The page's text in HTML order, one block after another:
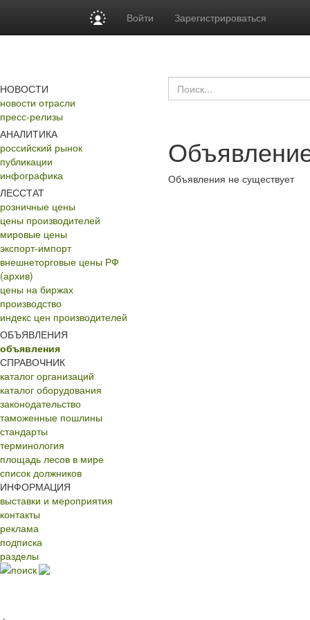
Войти Зарегистрироваться
НОВОСТИ
новости отрасли
пресс-релизы
АНАЛИТИКА
российский рынок
публикации
инфографика
ЛЕССТАТ
розничные цены
цены производителей
мировые цены
экспорт-импорт
внешнеторговые цены РФ
(архив)
цены на биржах
производство
индекс цен производителей
ОБЪЯВЛЕНИЯ
объявления
СПРАВОЧНИК
каталог организаций
каталог оборудования
законодательство
таможенные пошлины
стандарты
терминология
площадь лесов в мире
список должников
ИНФОРМАЦИЯ
выставки и мероприятия
контакты
реклама
подписка
разделы
поиск
Объявления не существует